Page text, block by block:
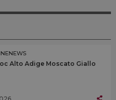
Alto Adige Moscato Giallo